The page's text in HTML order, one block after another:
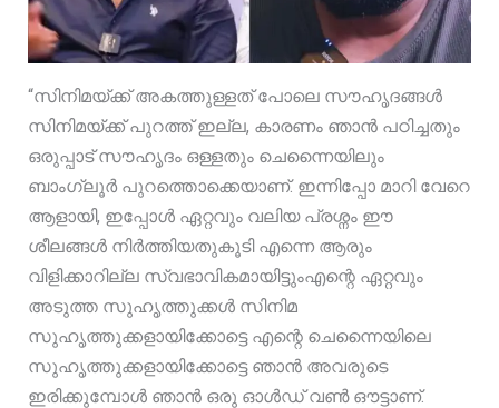
“സിനിമയ്ക്ക് അകത്തുള്ളത് പോലെ സൗഹൃദങ്ങൾ
സിനിമയ്ക്ക് പുറത്ത് ഇല്ല, കാരണം ഞാൻ പഠിച്ചതും
ഒരുപ്പാട് സൗഹൃദം ഒള്ളതും ചെന്നൈയിലും
ബാംഗ്ലൂർ പുറത്തൊക്കെയാണ്. ഇന്നിപ്പോ മാറി വേറെ
ആളായി, ഇപ്പോൾ ഏറ്റവും വലിയ പ്രശ്നം ഈ
ശീലങ്ങൾ നിർത്തിയതുകൂടി എന്നെ ആരും
വിളിക്കാറില്ല സ്വഭാവികമായിട്ടുംഎന്റെ ഏറ്റവും
അടുത്ത സുഹൃത്തുക്കൾ സിനിമ
സുഹൃത്തുക്കളായിക്കോട്ടെ എന്റെ ചെന്നൈയിലെ
സുഹൃത്തുക്കളായിക്കോട്ടെ ഞാൻ അവരുടെ
ഇരിക്കുമ്പോൾ ഞാൻ ഒരു ഓൾഡ് വൺ ഔട്ടാണ്.